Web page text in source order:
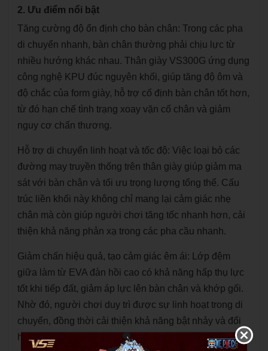
2. Ưu điểm nổi bật
Tăng cường độ ổn định cho bàn chân: Trong các pha
di chuyển nhanh, bàn chân thường phải chịu lực từ
nhiều hướng khác nhau. Thân giày VS300G ứng dụng
công nghệ KPU đúc nguyên khối, giúp tăng độ ôm và
độ chắc của form giày, hỗ trợ cố định bàn chân tốt hơn,
từ đó hạn chế tình trạng xoay vặn cổ chân và giảm
nguy cơ chấn thương.
Hỗ trợ di chuyển linh hoạt và tốc độ: Việc loại bỏ các
đường may truyền thống trên thân giày giúp giảm ma
sát với bàn chân và tối ưu trọng lượng tổng thể. Cấu
trúc liền khối này không chỉ mang lại cảm giác nhẹ
chân mà còn giúp người chơi tăng tốc nhanh hơn, cải
thiện khả năng phản xạ trong các pha cầu nhanh.
Giảm chấn hiệu quả, tạo cảm giác êm ái: Lớp đệm
giữa làm từ EVA đàn hồi cao có khả năng hấp thụ lực
tốt khi tiếp đất, giảm áp lực lên bàn chân và khớp gối.
Nhờ đó, người chơi duy trì được sự linh hoạt trong di
chuyển, đồng thời cải thiện khả năng bật nhảy và đổi
hướng liên tục.